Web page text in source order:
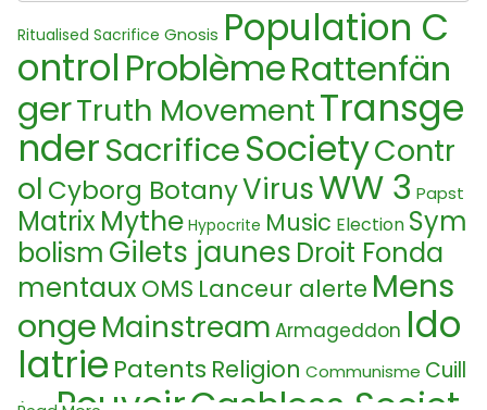
Ritualised Sacrifice Gnosis Population C
ontrol ProblèmeRattenfän
gerTruth MovementTransge
nderSacrificeSocietyContr
ol Cyborg BotanyVirusWW 3 Papst
Matrix Mythe Hypocrite Music Election Sym
bolism Gilets jaunes Droit Fonda
mentaux OMS Lanceur alerte Mens
ongeMainstream Armageddon Ido
latrie Patents Religion Communisme Cuill